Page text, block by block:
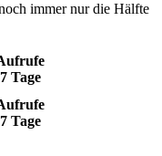
immer nur die Hälfte
7 Tage
7 Tage